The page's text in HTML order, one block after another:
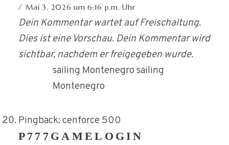
Mai 3, 2026 um 6:16 p.m. Uhr
Dein Kommentar wartet auf Freischaltung.
Dies ist eine Vorschau. Dein Kommentar wird
sichtbar, nachdem er freigegeben wurde.
sailing Montenegro sailing
Montenegro
Pingback: cenforce 500
P777GAMELOGIN